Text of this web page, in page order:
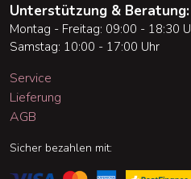
Unterstützung & Beratung:
Montag - Freitag: 09:00 - 18:30
Samstag: 10:00 - 17:00 Uhr
Service
Lieferung
AGB
Sicher bezahlen mit: